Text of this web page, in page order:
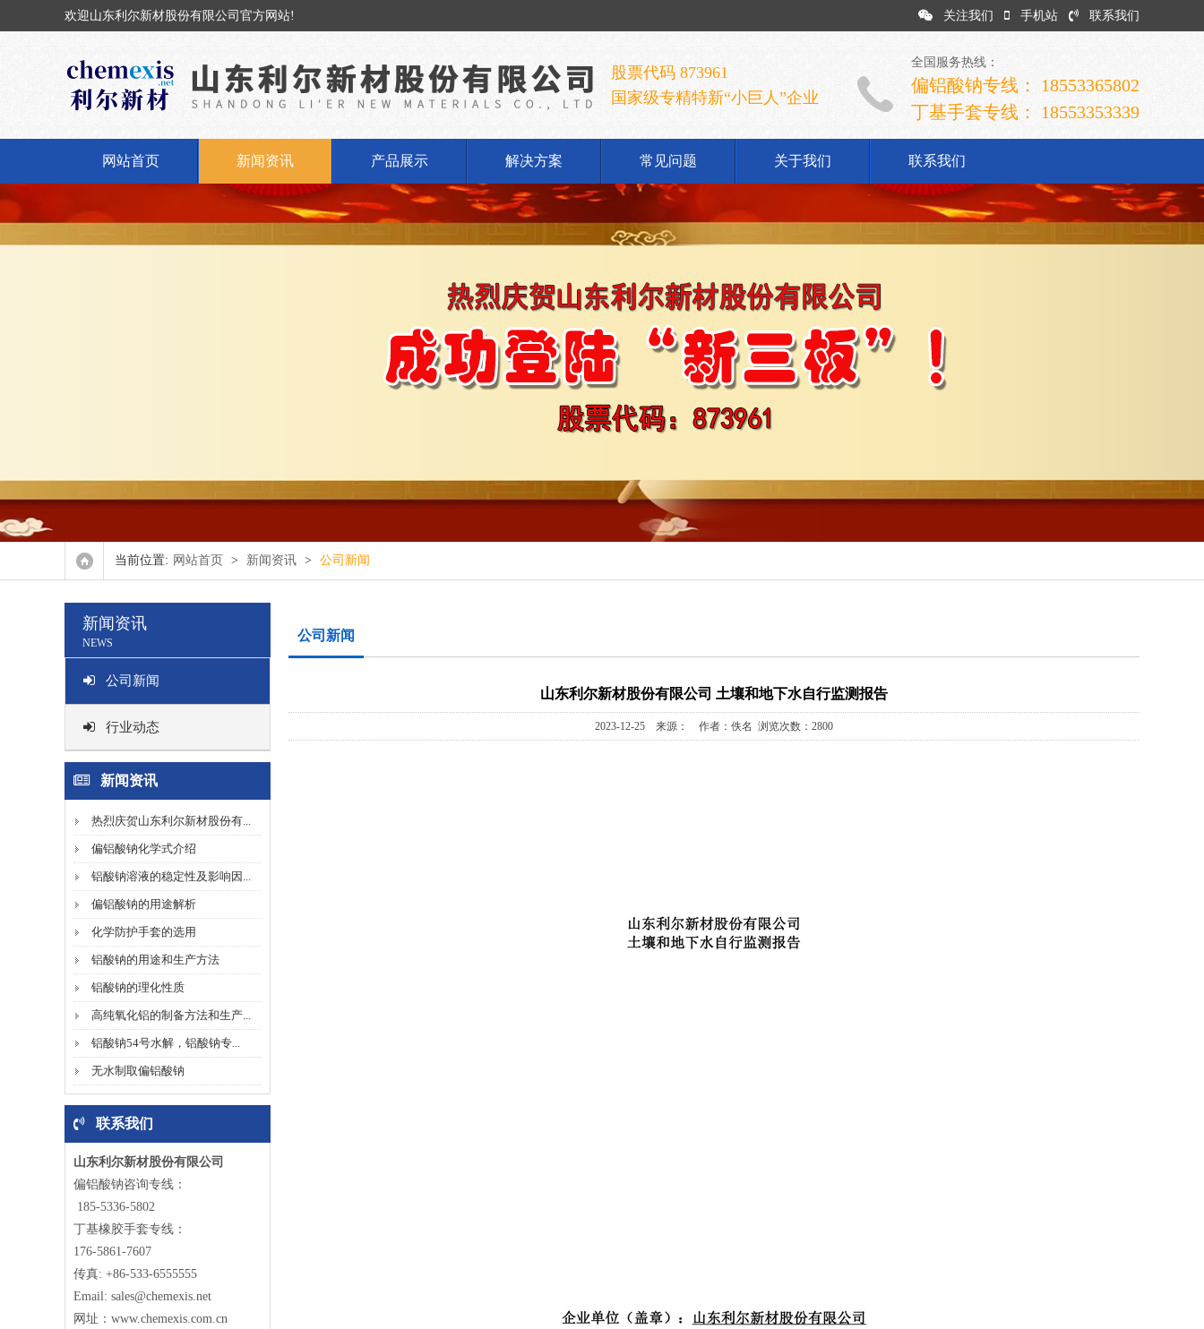
欢迎山东利尔新材股份有限公司官方网站! 关注我们 手机站 联系我们
股票代码 873961
国家级专精特新“小巨人”企业
全国服务热线：
偏铝酸钠专线： 18553365802
丁基手套专线： 18553353339
网站首页 新闻资讯
公司新闻
产品展示
固体铝酸钠
丁基胶乳
其他产品
解决方案 常见问题 关于我们
公司简介
发展历程
荣誉资质
联系我们
当前位置: 网站首页 > 新闻资讯 > 公司新闻
新闻资讯
NEWS
公司新闻
行业动态
新闻资讯
热烈庆贺山东利尔新材股份有...
偏铝酸钠化学式介绍
铝酸钠溶液的稳定性及影响因...
偏铝酸钠的用途解析
化学防护手套的选用
铝酸钠的用途和生产方法
铝酸钠的理化性质
高纯氧化铝的制备方法和生产...
铝酸钠54号水解，铝酸钠专...
无水制取偏铝酸钠
联系我们
山东利尔新材股份有限公司
偏铝酸钠咨询专线：
185-5336-5802
丁基橡胶手套专线：
176-5861-7607
传真: +86-533-6555555
Email: sales@chemexis.net
网址：www.chemexis.com.cn
公司新闻
山东利尔新材股份有限公司 土壤和地下水自行监测报告
2023-12-25 来源： 作者：佚名 浏览次数：2800